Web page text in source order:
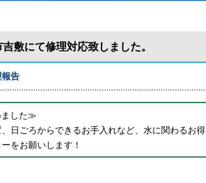
敷にて修理対応致しました。
報告
ました≫
日ごろからできるお手入れなど、水に関わるお
をお願いします！